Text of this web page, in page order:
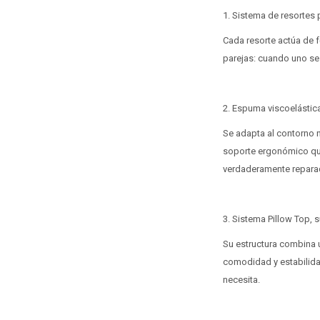
1. Sistema de resortes
Cada resorte actúa de
parejas: cuando uno
2. Espuma
Se adapta al contorno
soporte ergonómico
verdaderamente
3. Sistema Pillow Top,
Su estructura combina
comodidad y
necesita.